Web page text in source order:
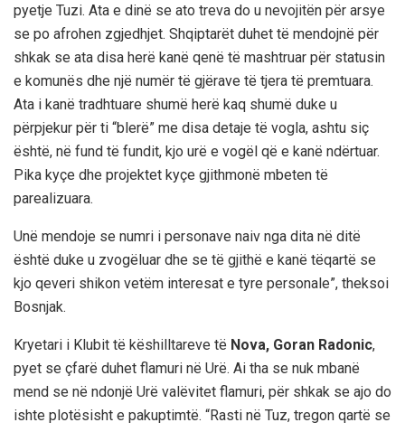
pyetje Tuzi. Ata e dinë se ato treva do u nevojitën për arsye
se po afrohen zgjedhjet. Shqiptarët duhet të mendojnë për
shkak se ata disa herë kanë qenë të mashtruar për statusin
e komunës dhe një numër të gjërave të tjera të premtuara.
Ata i kanë tradhtuare shumë herë kaq shumë duke u
përpjekur për ti “blerë” me disa detaje të vogla, ashtu siç
është, në fund të fundit, kjo urë e vogël që e kanë ndërtuar.
Pika kyçe dhe projektet kyçe gjithmonë mbeten të
parealizuara.
Unë mendoje se numri i personave naiv nga dita në ditë
është duke u zvogëluar dhe se të gjithë e kanë tëqartë se
kjo qeveri shikon vetëm interesat e tyre personale”, theksoi
Bosnjak.
Kryetari i Klubit të këshilltareve të Nova, Goran Radonic,
pyet se çfarë duhet flamuri në Urë. Ai tha se nuk mbanë
mend se në ndonjë Urë valëvitet flamuri, për shkak se ajo do
ishte plotësisht e pakuptimtë. “Rasti në Tuz, tregon qartë se